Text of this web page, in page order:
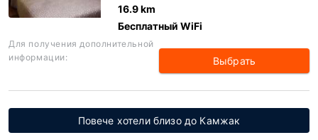
16.9 km
Бесплатный WiFi
Для получения дополнительной
информации:
Выбрать
Повече хотели близо до Камжак